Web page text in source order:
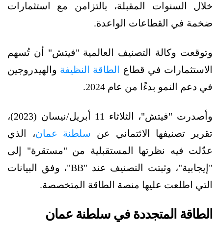
خلال السنوات المقبلة، بالتزامن مع استثمارات
ضخمة في القطاعات الواعدة.
وتوقعت وكالة التصنيف العالمية "فيتش" أن تُسهم
الاستثمارات في قطاع
الطاقة النظيفة والهيدروجين
في دعم النمو بدءًا من عام 2024.
وأصدرت "فيتش"، الثلاثاء 11 أبريل/نيسان (2023)،
تقرير تصنيفها الائتماني عن
سلطنة عمان، الذي
عدّلت فيه نظرتها المستقبلية من "مستقرة" إلى
"إيجابية"، وثبتت التصنيف عند "BB"، وفق البيانات
التي اطلعت عليها منصة الطاقة المتخصصة.
الطاقة المتجددة في سلطنة عمان